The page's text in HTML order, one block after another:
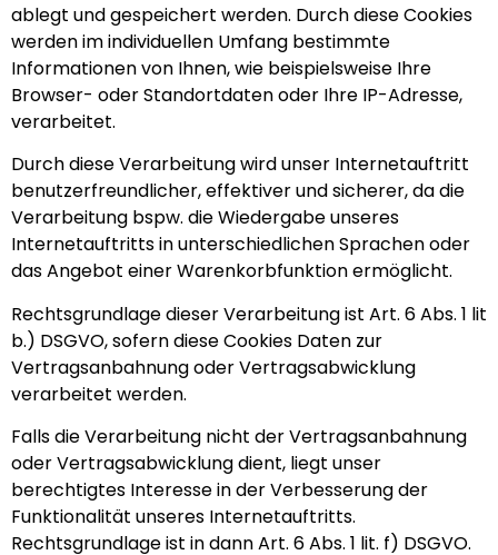
ablegt und gespeichert werden. Durch diese Cookies
werden im individuellen Umfang bestimmte
Informationen von Ihnen, wie beispielsweise Ihre
Browser- oder Standortdaten oder Ihre IP-Adresse,
verarbeitet.
Durch diese Verarbeitung wird unser Internetauftritt
benutzerfreundlicher, effektiver und sicherer, da die
Verarbeitung bspw. die Wiedergabe unseres
Internetauftritts in unterschiedlichen Sprachen oder
das Angebot einer Warenkorbfunktion ermöglicht.
Rechtsgrundlage dieser Verarbeitung ist Art. 6 Abs. 1 lit
b.) DSGVO, sofern diese Cookies Daten zur
Vertragsanbahnung oder Vertragsabwicklung
verarbeitet werden.
Falls die Verarbeitung nicht der Vertragsanbahnung
oder Vertragsabwicklung dient, liegt unser
berechtigtes Interesse in der Verbesserung der
Funktionalität unseres Internetauftritts.
Rechtsgrundlage ist in dann Art. 6 Abs. 1 lit. f) DSGVO.